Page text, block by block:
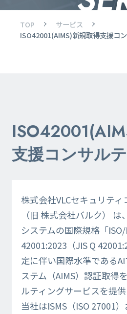
TOP
サービス
ISO42001(AIMS)新規取得支援​コ
支援​コンサル
株式会社VLCセキュリテ
（旧 株式会社バルク） は
システムの国際規格「ISO/
42001:2023（JIS Q
定に伴い国際水準である
ステム（AIMS）認証取得
ルティングサービスを提供
当社はISMS（ISO 27001